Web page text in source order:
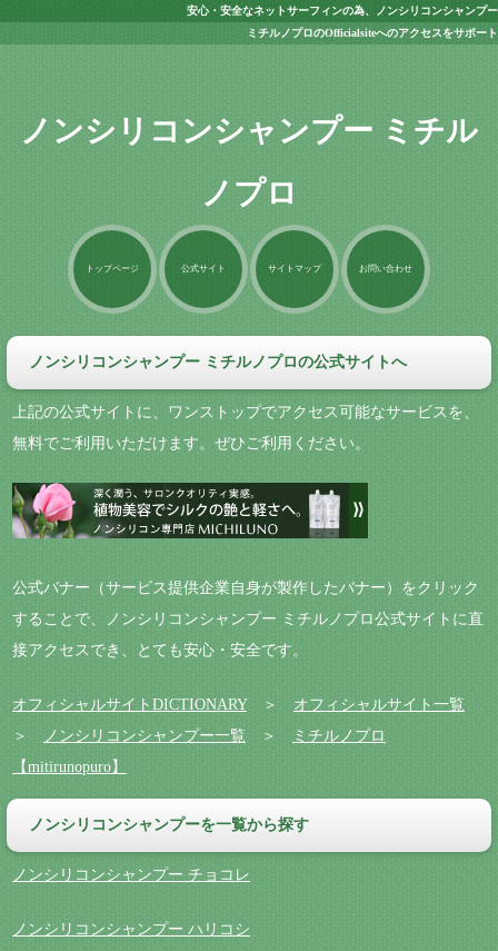
安心・安全なネットサーフィンの為、ノンシリコンシャンプー
ミチルノプロのOfficialsiteへのアクセスをサポート
ノンシリコンシャンプー ミチル
ノプロ
トップページ 公式サイト サイトマップ お問い合わせ
ノンシリコンシャンプー ミチルノプロの公式サイトへ
上記の公式サイトに、ワンストップでアクセス可能なサービスを、
無料でご利用いただけます。ぜひご利用ください。
公式バナー（サービス提供企業自身が製作したバナー）をクリック
することで、ノンシリコンシャンプー ミチルノプロ公式サイトに直
接アクセスでき、とても安心・安全です。
オフィシャルサイトDICTIONARY＞ オフィシャルサイト一覧
＞
ノンシリコンシャンプー一覧 ＞
ミチルノプロ
【mitirunopuro】
ノンシリコンシャンプーを一覧から探す
ノンシリコンシャンプー チョコレ
ノンシリコンシャンプー ハリコシ